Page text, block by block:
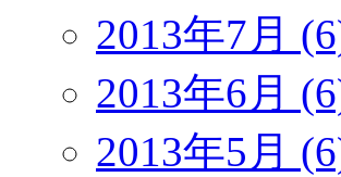
2013年7月
2013年6月
2013年5月